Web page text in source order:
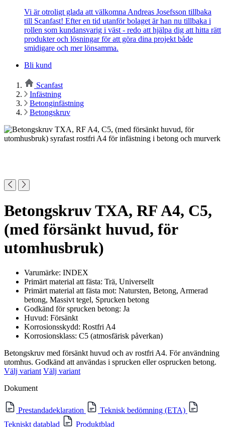
Vi är otroligt glada att välkomna Andreas Josefsson tillbaka
till Scanfast! Efter en tid utanför bolaget är han nu tillbaka i
rollen som kundansvarig i väst - redo att hjälpa dig att hitta rätt
produkter och lösningar för att göra dina projekt både
smidigare och mer lönsamma.
Bli kund
Scanfast
Infästning
Betonginfästning
Betongskruv
Betongskruv TXA, RF A4, C5,
(med försänkt huvud, för
utomhusbruk)
Varumärke: INDEX
Primärt material att fästa: Trä, Universellt
Primärt material att fästa mot: Natursten, Betong, Armerad
betong, Massivt tegel, Sprucken betong
Godkänd för sprucken betong: Ja
Huvud: Försänkt
Korrosionsskydd: Rostfri A4
Korrosionsklass: C5 (atmosfärisk påverkan)
Betongskruv med försänkt huvud och av rostfri A4. För användning
utomhus. Godkänd att användas i sprucken eller osprucken betong.
Välj variant Välj variant
Dokument
Prestandadeklaration
Teknisk bedömning (ETA)
Tekniskt datablad
Produktblad